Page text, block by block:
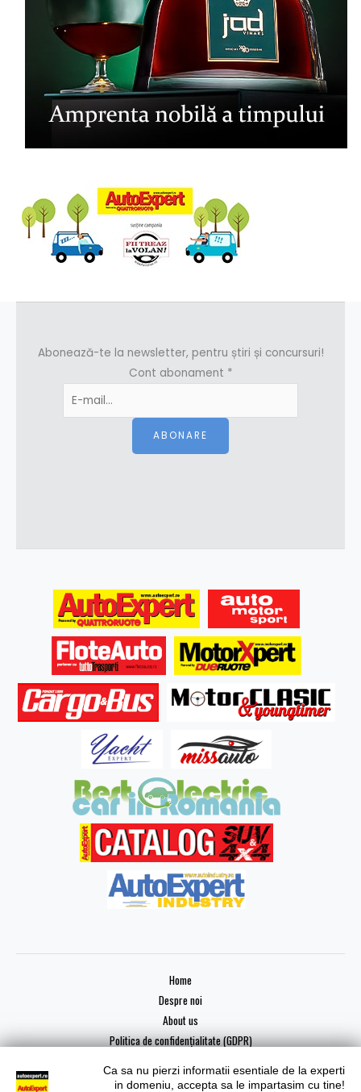
Abonează-te la newsletter, pentru știri și concursuri!
Cont abonament *
ABONARE
Home
Despre noi
About us
Politica de confidențialitate (GDPR)
Ca sa nu pierzi informatii esentiale de la experti
in domeniu, accepta sa le impartasim cu tine!